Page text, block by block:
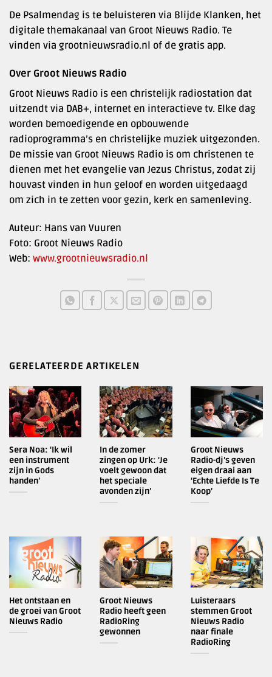
De Psalmendag is te beluisteren via Blijde Klanken, het
digitale themakanaal van Groot Nieuws Radio. Te
vinden via grootnieuwsradio.nl of de gratis app.
Over Groot Nieuws Radio
Groot Nieuws Radio is een christelijk radiostation dat
uitzendt via DAB+, internet en interactieve tv. Elke dag
worden bemoedigende en opbouwende
radioprogramma’s en christelijke muziek uitgezonden.
De missie van Groot Nieuws Radio is om christenen te
dienen met het evangelie van Jezus Christus, zodat zij
houvast vinden in hun geloof en worden uitgedaagd
om zich in te zetten voor gezin, kerk en samenleving.
Auteur: Hans van Vuuren
Foto: Groot Nieuws Radio
Web: www.grootnieuwsradio.nl
GERELATEERDE ARTIKELEN
Sera Noa: ‘Ik wil
een instrument
zijn in Gods
handen’
In de zomer
zingen op Urk: ‘Je
voelt gewoon dat
het speciale
avonden zijn’
Groot Nieuws
Radio-dj’s geven
eigen draai aan
‘Echte Liefde Is Te
Koop’
Het ontstaan en
de groei van Groot
Nieuws Radio
Groot Nieuws
Radio heeft geen
RadioRing
gewonnen
Luisteraars
stemmen Groot
Nieuws Radio
naar finale
RadioRing